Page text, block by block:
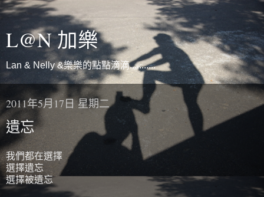
L@N 加樂
Lan & Nelly &樂樂的點點滴滴...........
2011年5月17日 星期二
遺忘
我們都在選擇
選擇遺忘
選擇被遺忘